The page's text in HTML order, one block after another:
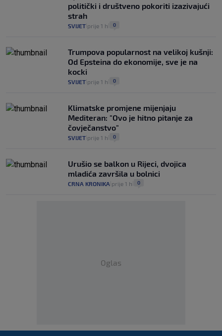
politički i društveno pokoriti izazivajući
strah
SVIJET prije 1 h 0
Trumpova popularnost na velikoj kušnji:
Od Epsteina do ekonomije, sve je na
kocki
SVIJET prije 1 h 0
Klimatske promjene mijenjaju
Mediteran: "Ovo je hitno pitanje za
čovječanstvo"
SVIJET prije 1 h 0
Urušio se balkon u Rijeci, dvojica
mladića završila u bolnici
CRNA KRONIKA prije 1 h 0
Oglas